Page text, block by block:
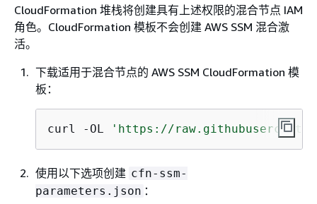
CloudFormation 堆栈将创建具有上述权限的混合节点 IAM
角色。CloudFormation 模板不会创建 AWS SSM 混合激
活。
下载适用于混合节点的 AWS SSM CloudFormation 模
板：
curl -OL 'https://
使用以下选项创建 cfn-ssm-
parameters.json ：